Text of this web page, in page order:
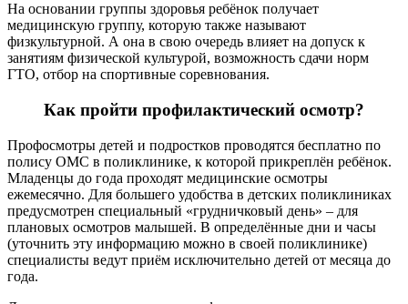
На основании группы здоровья ребёнок получает
медицинскую группу, которую также называют
физкультурной. А она в свою очередь влияет на допуск к
занятиям физической культурой, возможность сдачи норм
ГТО, отбор на спортивные соревнования.
Как пройти профилактический осмотр?
Профосмотры детей и подростков проводятся бесплатно по
полису ОМС в поликлинике, к которой прикреплён ребёнок.
Младенцы до года проходят медицинские осмотры
ежемесячно. Для большего удобства в детских поликлиниках
предусмотрен специальный «грудничковый день» – для
плановых осмотров малышей. В определённые дни и часы
(уточнить эту информацию можно в своей поликлинике)
специалисты ведут приём исключительно детей от месяца до
года.